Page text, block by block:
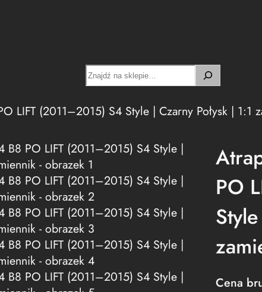
Search
LIFT (2011–2015) S4 Style | Czarny Połysk | 1:1
PO
Cena